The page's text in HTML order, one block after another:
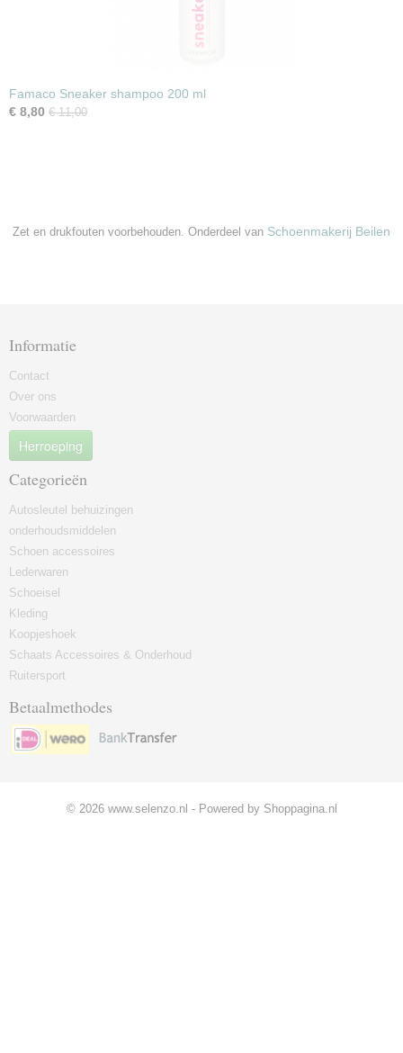
Famaco Sneaker shampoo 200 ml
€ 8,80 € 11,00
Zet en drukfouten voorbehouden. Onderdeel van Schoenmakerij Beilen
Informatie
Contact
Over ons
Voorwaarden
Herroeping
Categorieën
Autosleutel behuizingen
onderhoudsmiddelen
Schoen accessoires
Lederwaren
Schoeisel
Kleding
Koopjeshoek
Schaats Accessoires & Onderhoud
Ruitersport
Betaalmethodes
© 2026 www.selenzo.nl - Powered by Shoppagina.nl